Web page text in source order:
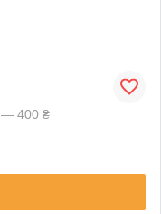
— 400 ₴